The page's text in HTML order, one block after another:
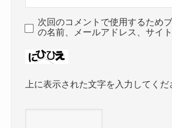
次回のコメントで使用するため
の名前、メールアドレス、サイト
上に表示された文字を入力してくだ